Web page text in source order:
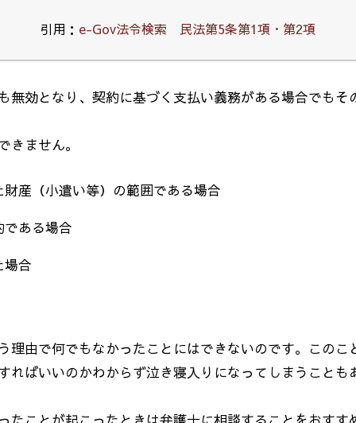
引用： e-Gov法令検索 民法第5条第1項・第2項
無効となり、契約に基づく支払い義務がある場合でもそ
ません。
産（小遣い等）の範囲である場合
ある場合
場合
理由で何でもなかったことにはできないのです。この
ればいいのかわからず泣き寝入りになってしまうことも